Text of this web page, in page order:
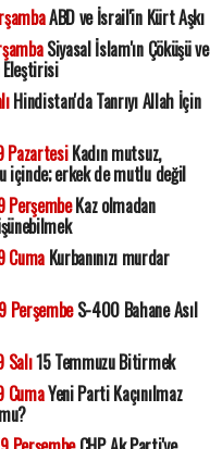
ABD ve İsrail'in Kürt Aşkı
Siyasal İslam'ın Çöküşü ve
Hindistan'da Tanrıyı Allah İçin
PazartesiKadın mutsuz,
içinde; erkek de mutlu değil
PerşembeKaz olmadan
CumaKurbanınızı murdar
PerşembeS-400 Bahane Asıl
Salı15 Temmuzu Bitirmek
CumaYeni Parti Kaçınılmaz